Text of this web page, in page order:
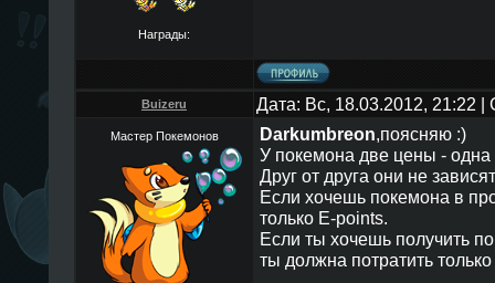
Награды:
Buizeru Дата: Вс, 18.03.2012, 21:22
Мастер Покемонов Darkumbreon,поясняю :)
У покемона две цены - одна
Друг от друга они не
Если хочешь покемона в
только E-points.
Если ты хочешь получить
ты должна потратить